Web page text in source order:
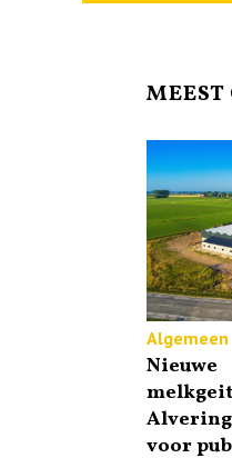
MEEST
Algemeen
Nieuwe
voor